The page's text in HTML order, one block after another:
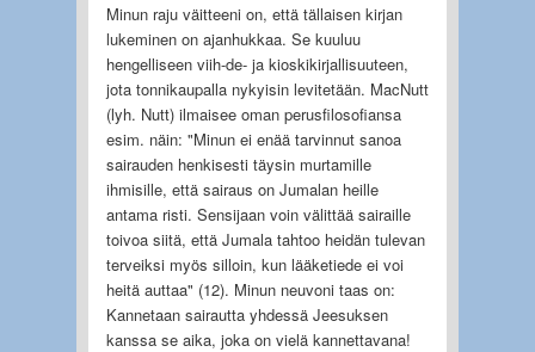
Minun raju väitteeni on, että tällaisen kirjan
lukeminen on ajanhukkaa. Se kuuluu
hengelliseen viih-de- ja kioskikirjallisuuteen,
jota tonnikaupalla nykyisin levitetään. MacNutt
(lyh. Nutt) ilmaisee oman perusfilosofiansa
esim. näin: "Minun ei enää tarvinnut sanoa
sairauden henkisesti täysin murtamille
ihmisille, että sairaus on Jumalan heille
antama risti. Sensijaan voin välittää sairaille
toivoa siitä, että Jumala tahtoo heidän tulevan
terveiksi myös silloin, kun lääketiede ei voi
heitä auttaa" (12). Minun neuvoni taas on:
Kannetaan sairautta yhdessä Jeesuksen
kanssa se aika, joka on vielä kannettavana!